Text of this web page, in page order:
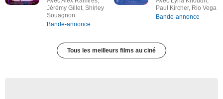
Jérémy Gillet, Shirley
Souagnon
Bande-annonce
Paul Kircher, Rio Vega
Bande-annonce
Tous les meilleurs films au ciné